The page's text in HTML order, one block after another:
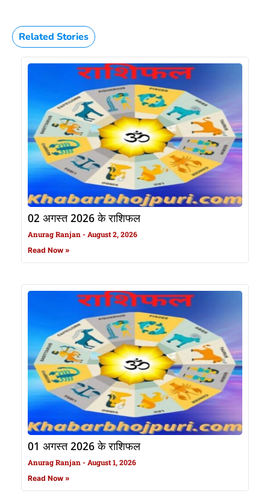
Related Stories
02 अगस्त 2026 के राशिफल
Anurag Ranjan August 2, 2026
Read Now »
01 अगस्त 2026 के राशिफल
Anurag Ranjan August 1, 2026
Read Now »